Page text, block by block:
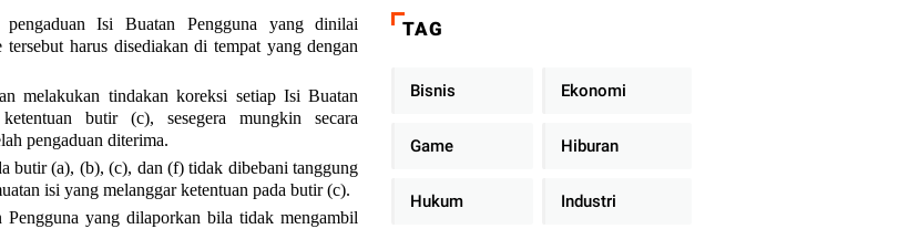
Isi Buatan Pengguna yang dinilai
harus disediakan di tempat yang dengan
melakukan tindakan koreksi setiap Isi Buatan
butir (c), sesegera mungkin secara
pengaduan diterima.
butir (a), (b), (c), dan (f) tidak dibebani tanggung
isi yang melanggar ketentuan pada butir (c).
yang dilaporkan bila tidak mengambil
Dinas
TAG
Bisnis Ekonomi
Game Hiburan
Hukum Industri